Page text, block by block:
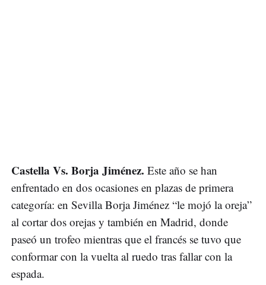
Castella Vs. Borja Jiménez. Este año se han
enfrentado en dos ocasiones en plazas de primera
categoría: en Sevilla Borja Jiménez “le mojó la oreja”
al cortar dos orejas y también en Madrid, donde
paseó un trofeo mientras que el francés se tuvo que
conformar con la vuelta al ruedo tras fallar con la
espada.